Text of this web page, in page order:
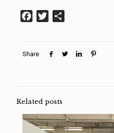
Facebook
Twitter
Share
Related posts